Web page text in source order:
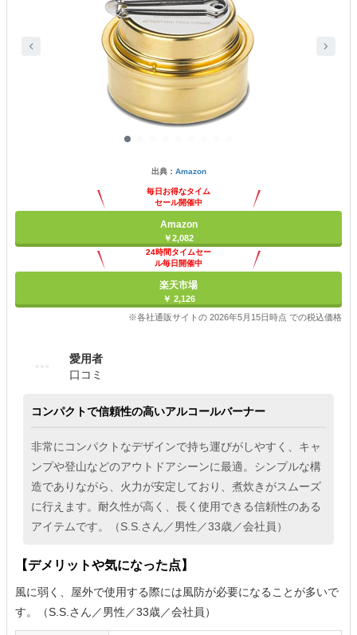
出典： Amazon
毎日お得なタイム
セール開催中
Amazon
￥2,082
24時間タイムセー
ル毎日開催中
楽天市場
￥ 2,126
※各社通販サイトの 2026年5月15日時点 での税込価格
愛用者
口コミ
コンパクトで信頼性の高いアルコールバーナー
非常にコンパクトなデザインで持ち運びがしやすく、キャ
ンプや登山などのアウトドアシーンに最適。シンプルな構
造でありながら、火力が安定しており、煮炊きがスムーズ
に行えます。耐久性が高く、長く使用できる信頼性のある
アイテムです。（S.S.さん／男性／33歳／会社員）
【デメリットや気になった点】
風に弱く、屋外で使用する際には風防が必要になることが多いで
す。（S.S.さん／男性／33歳／会社員）